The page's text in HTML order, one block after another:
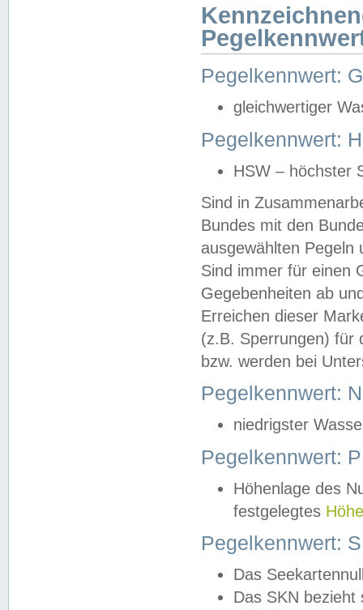
Pegelkennwert:
gleichwertiger
Pegelkennwert:
HSW – höchster
Sind in
Bundes mit den
ausgewählten
Sind immer für einen
Gegebenheiten ab
Erreichen dieser
(z.B. Sperrungen) für
bzw. werden bei
Pegelkennwert:
niedrigster
Pegelkennwert:
Höhenlage des
festgelegtes
Pegelkennwert:
Das
Das SKN